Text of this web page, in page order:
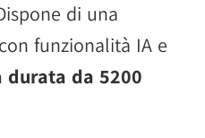
di una
funzionalità IA e
da 5200